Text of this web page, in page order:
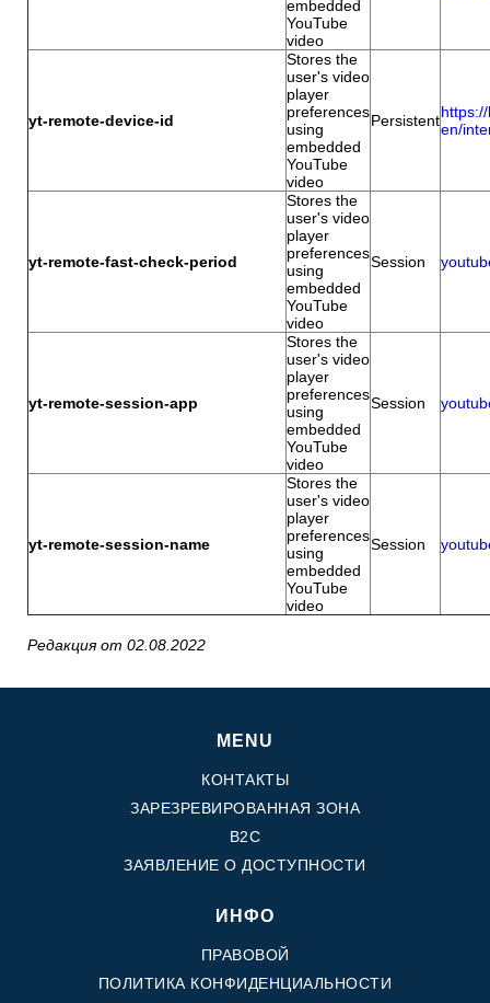
embedded
YouTube
video
yt-remote-device-id
Stores the
user's video
player
preferences
using
embedded
YouTube
video
Persistenten/
yt-remote-fast-check-period
Stores the
user's video
player
preferences
using
embedded
YouTube
video
Session
yt-remote-session-app
Stores the
user's video
player
preferences
using
embedded
YouTube
video
Session
yt-remote-session-name
Stores the
user's video
player
preferences
using
embedded
YouTube
video
Session
Редакция от 02.08.2022
MENU
КОНТАКТЫ
ЗАРЕЗРЕВИРОВАННАЯ ЗОНА
B2C
ЗАЯВЛЕНИЕ О ДОСТУПНОСТИ
ИНФО
ПРАВОВОЙ
ПОЛИТИКА КОНФИДЕНЦИАЛЬНОСТИ